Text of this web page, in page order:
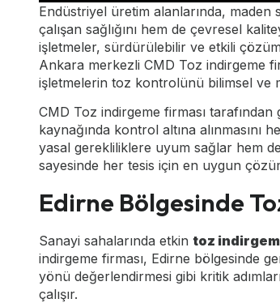
Endüstriyel üretim alanlarında,
çalışan sağlığını hem de çevresel
işletmeler, sürdürülebilir ve etkili
Ankara merkezli CMD Toz indirgeme
işletmelerin toz kontrolünü bilimsel ve
CMD Toz indirgeme firması
kaynağında kontrol altına
yasal gerekliliklere uyum sağlar hem
sayesinde her tesis için en uygun
Edirne Bölgesinde
Sanayi sahalarında etkin toz
indirgeme firması, Edirne bölgesinde
yönü değerlendirmesi gibi kritik
çalışır.